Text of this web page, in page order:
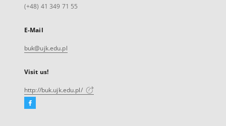
(+48) 41 349 71 55
E-Mail
buk@ujk.edu.pl
Visit us!
http://buk.ujk.edu.pl/
Facebook